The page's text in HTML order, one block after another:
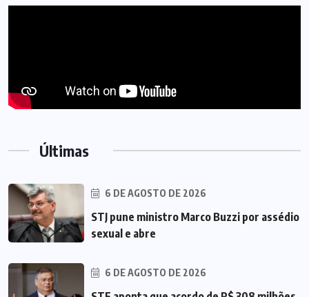
Últimas
6 DE AGOSTO DE 2026
STJ pune ministro Marco Buzzi por assédio
sexual e abre
6 DE AGOSTO DE 2026